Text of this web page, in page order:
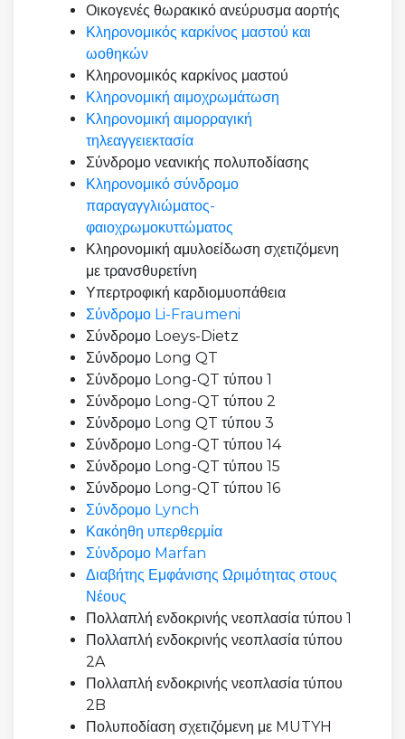
Οικογενές θωρακικό ανεύρυσμα αορτής
Κληρονομικός καρκίνος μαστού και
ωοθηκών
Κληρονομικός καρκίνος μαστού
Κληρονομική αιμοχρωμάτωση
Κληρονομική αιμορραγική
τηλεαγγειεκτασία
Σύνδρομο νεανικής πολυποδίασης
Κληρονομικό σύνδρομο
παραγαγγλιώματος-
φαιοχρωμοκυττώματος
Κληρονομική αμυλοείδωση σχετιζόμενη
με τρανσθυρετίνη
Υπερτροφική καρδιομυοπάθεια
Σύνδρομο Li-Fraumeni
Σύνδρομο Loeys-Dietz
Σύνδρομο Long QT
Σύνδρομο Long-QT τύπου 1
Σύνδρομο Long-QT τύπου 2
Σύνδρομο Long QT τύπου 3
Σύνδρομο Long-QT τύπου 14
Σύνδρομο Long-QT τύπου 15
Σύνδρομο Long-QT τύπου 16
Σύνδρομο Lynch
Κακόηθη υπερθερμία
Σύνδρομο Marfan
Διαβήτης Εμφάνισης Ωριμότητας στους
Νέους
Πολλαπλή ενδοκρινής νεοπλασία τύπου 1
Πολλαπλή ενδοκρινής νεοπλασία τύπου
2A
Πολλαπλή ενδοκρινής νεοπλασία τύπου
2B
Πολυποδίαση σχετιζόμενη με MUTYH